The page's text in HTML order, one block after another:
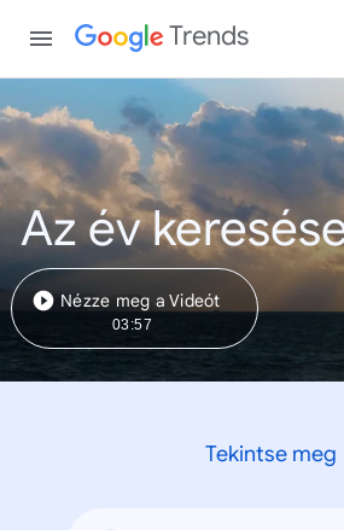
Trends
Az év
Nézze meg a Videót
03:57
Tekintse meg